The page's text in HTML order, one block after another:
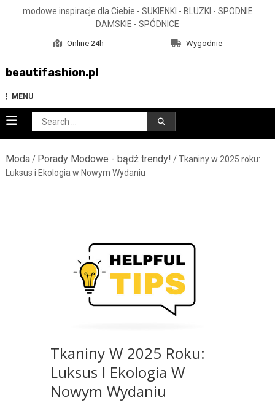
modowe inspiracje dla Ciebie - SUKIENKI - BLUZKI - SPODNIE
DAMSKIE - SPÓDNICE
Online 24h Wygodnie
beautifashion.pl
MENU
Search
for:
Moda/ Porady Modowe - bądź trendy! / Tkaniny w 2025 roku:
Luksus i Ekologia w Nowym Wydaniu
Tkaniny W 2025 Roku:
Luksus I Ekologia W
Nowym Wydaniu